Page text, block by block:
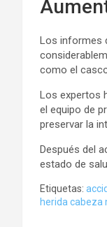
Los informes
como el
Los expertos
el equipo de
preservar la
Después del
estado de
Etiquetas:
herida cabeza